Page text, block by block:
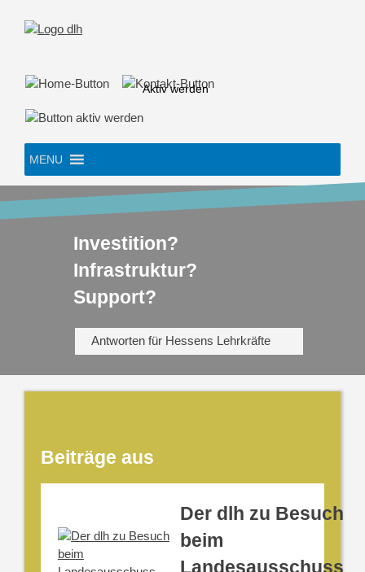
Aktiv werden
MENU
Investition?
Infrastruktur?
Support?
Antworten für Hessens Lehrkräfte
Beiträge aus
Der dlh zu Besuch
beim
Landesausschuss